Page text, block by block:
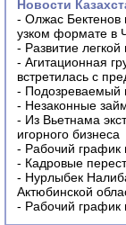
Новости
- Олжас Бектенов
узком формате в
- Развитие
- Агитационная
встретилась с
- Подозреваемый
- Незаконные
- Из Вьетнама
игорного бизнеса
- Рабочий график
- Кадровые
- Нурлыбек
Актюбинской
- Рабочий график